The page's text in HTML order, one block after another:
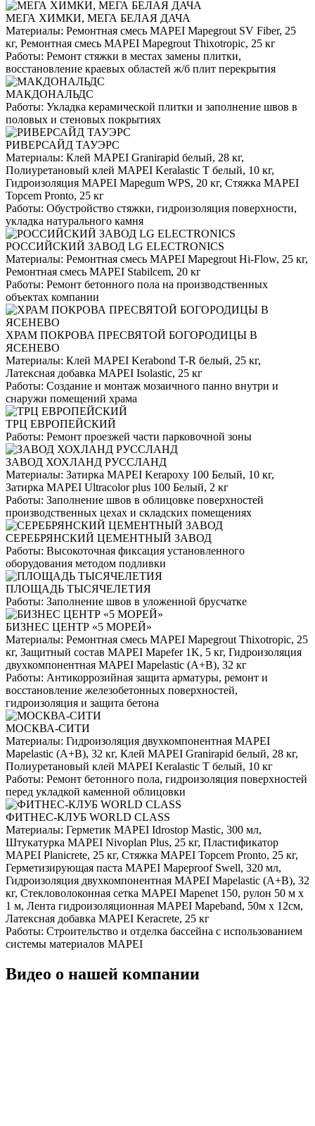
МЕГА ХИМКИ, МЕГА БЕЛАЯ ДАЧА
Материалы: Ремонтная смесь MAPEI Mapegrout SV Fiber, 25
кг, Ремонтная смесь MAPEI Mapegrout Thixotropic, 25 кг
Работы: Ремонт стяжки в местах замены плитки,
восстановление краевых областей ж/б плит перекрытия
МАКДОНАЛЬДС
Работы: Укладка керамической плитки и заполнение швов в
половых и стеновых покрытиях
РИВЕРСАЙД ТАУЭРС
Материалы: Клей MAPEI Granirapid белый, 28 кг,
Полиуретановый клей MAPEI Keralastic T белый, 10 кг,
Гидроизоляция MAPEI Mapegum WPS, 20 кг, Стяжка MAPEI
Topcem Pronto, 25 кг
Работы: Обустройство стяжки, гидроизоляция поверхности,
укладка натурального камня
РОССИЙСКИЙ ЗАВОД LG ELECTRONICS
Материалы: Ремонтная смесь MAPEI Mapegrout Hi-Flow, 25 кг,
Ремонтная смесь MAPEI Stabilcem, 20 кг
Работы: Ремонт бетонного пола на производственных
объектах компании
ХРАМ ПОКРОВА ПРЕСВЯТОЙ БОГОРОДИЦЫ В
ЯСЕНЕВО
Материалы: Клей MAPEI Kerabond T-R белый, 25 кг,
Латексная добавка MAPEI Isolastic, 25 кг
Работы: Создание и монтаж мозаичного панно внутри и
снаружи помещений храма
ТРЦ ЕВРОПЕЙСКИЙ
Работы: Ремонт проезжей части парковочной зоны
ЗАВОД ХОХЛАНД РУССЛАНД
Материалы: Затирка MAPEI Kerapoxy 100 Белый, 10 кг,
Затирка MAPEI Ultracolor plus 100 Белый, 2 кг
Работы: Заполнение швов в облицовке поверхностей
производственных цехах и складских помещениях
СЕРЕБРЯНСКИЙ ЦЕМЕНТНЫЙ ЗАВОД
Работы: Высокоточная фиксация установленного
оборудования методом подливки
ПЛОЩАДЬ ТЫСЯЧЕЛЕТИЯ
Работы: Заполнение швов в уложенной брусчатке
БИЗНЕС ЦЕНТР «5 МОРЕЙ»
Материалы: Ремонтная смесь MAPEI Mapegrout Thixotropic, 25
кг, Защитный состав MAPEI Mapefer 1K, 5 кг, Гидроизоляция
двухкомпонентная MAPEI Mapelastic (А+B), 32 кг
Работы: Антикоррозийная защита арматуры, ремонт и
восстановление железобетонных поверхностей,
гидроизоляция и защита бетона
МОСКВА-СИТИ
Материалы: Гидроизоляция двухкомпонентная MAPEI
Mapelastic (А+B), 32 кг, Клей MAPEI Granirapid белый, 28 кг,
Полиуретановый клей MAPEI Keralastic T белый, 10 кг
Работы: Ремонт бетонного пола, гидроизоляция поверхностей
перед укладкой каменной облицовки
ФИТНЕС-КЛУБ WORLD CLASS
Материалы: Герметик MAPEI Idrostop Mastic, 300 мл,
Штукатурка MAPEI Nivoplan Plus, 25 кг, Пластификатор
MAPEI Planicrete, 25 кг, Стяжка MAPEI Topcem Pronto, 25 кг,
Герметизирующая паста MAPEI Mapeproof Swell, 320 мл,
Гидроизоляция двухкомпонентная MAPEI Mapelastic (А+B), 32
кг, Стекловолоконная сетка MAPEI Mapenet 150, рулон 50 м х
1 м, Лента гидроизоляционная MAPEI Mapeband, 50м x 12см,
Латексная добавка MAPEI Keracrete, 25 кг
Работы: Строительство и отделка бассейна с использованием
системы материалов MAPEI
Видео о нашей компании